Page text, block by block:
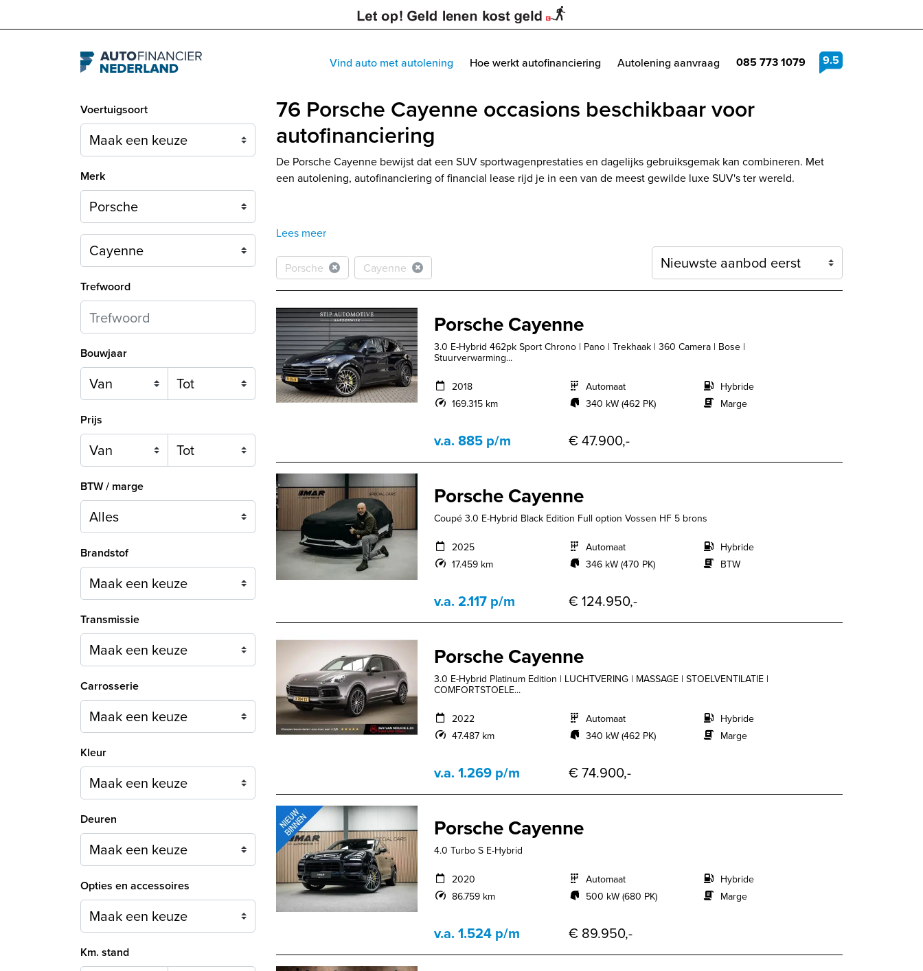
Navigation 9.5
Vind auto met autolening Hoe werkt autofinanciering Autolening aanvraag 085 773 1079
Voertuigsoort
Merk
Trefwoord
Bouwjaar
Prijs
BTW / marge
Brandstof
Maak een keuze
Transmissie
Carrosserie
Maak een keuze
Kleur
Maak een keuze
Deuren
Maak een keuze
Opties en accessoires
Maak een keuze
Km. stand
76 Porsche Cayenne occasions beschikbaar voor
autofinanciering
De Porsche Cayenne bewijst dat een SUV sportwagenprestaties en dagelijks gebruiksgemak kan combineren. Met
een autolening, autofinanciering of financial lease rijd je in een van de meest gewilde luxe SUV's ter wereld.
Lees meer
Porsche Cayenne
Porsche Cayenne
3.0 E-Hybrid 462pk Sport Chrono | Pano | Trekhaak | 360 Camera | Bose |
Stuurverwarming...
2018
169.315 km
Automaat
340 kW (462 PK)
Hybride
Marge
v.a. 885 p/m € 47.900,-
Porsche Cayenne
Coupé 3.0 E-Hybrid Black Edition Full option Vossen HF 5 brons
2025
17.459 km
Automaat
346 kW (470 PK)
Hybride
BTW
v.a. 2.117 p/m € 124.950,-
Porsche Cayenne
3.0 E-Hybrid Platinum Edition | LUCHTVERING | MASSAGE | STOELVENTILATIE |
COMFORTSTOELE...
2022
47.487 km
Automaat
340 kW (462 PK)
Hybride
Marge
v.a. 1.269 p/m € 74.900,-
Porsche Cayenne
4.0 Turbo S E-Hybrid
2020
86.759 km
Automaat
500 kW (680 PK)
Hybride
Marge
v.a. 1.524 p/m € 89.950,-